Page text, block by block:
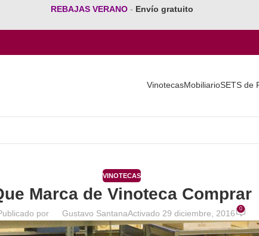
REBAJAS VERANO - Envío gratuito
VinotecasMobiliarioSETS de
VINOTECAS
Marca de Vinoteca Comprar
por Gustavo SantanaActivado 29 diciembre, 2016 0